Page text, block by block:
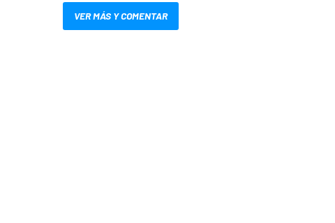
VER MÁS Y COMENTAR